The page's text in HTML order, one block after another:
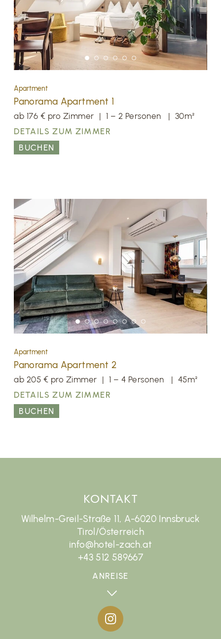
Apartment
Panorama Apartment 1
ab 176 € pro Zimmer | 1 – 2 Personen | 30m²
DETAILS ZUM ZIMMER
BUCHEN
Apartment
Panorama Apartment 2
ab 205 € pro Zimmer | 1 – 4 Personen | 45m²
DETAILS ZUM ZIMMER
BUCHEN
GUT ZU WISSEN
KONTAKT
Wilhelm-Greil-Straße 11, A-6020 Innsbruck
Tirol/Österreich
info@hotel-zach.at
+43 512 589667
ANREISE